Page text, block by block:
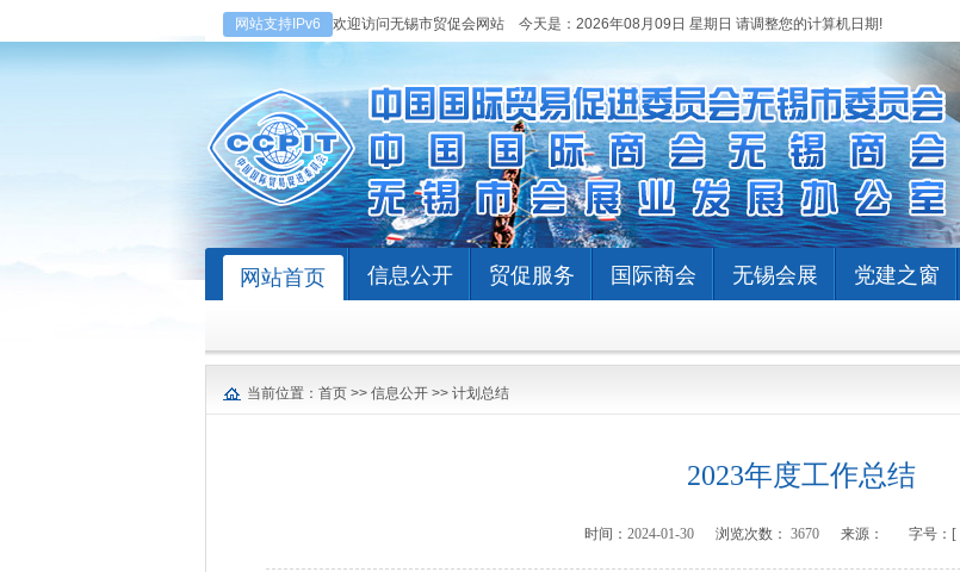
网站支持IPv6 欢迎访问无锡市贸促会网站 今天是： 2026年08月09日 星期日 请调整您的计算机日期!
网站首页 信息公开 贸促服务 国际商会 无锡会展 党建之窗
当前位置： 首页 >> 信息公开 >> 计划总结
2023年度工作总结
时间： 2024-01-30 浏览次数： 3670 来源： 字号：[